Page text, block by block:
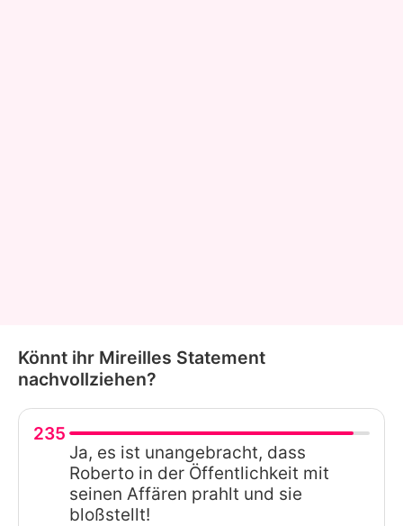
Könnt ihr Mireilles Statement
nachvollziehen?
235
Ja, es ist unangebracht, dass
Roberto in der Öffentlichkeit mit
seinen Affären prahlt und sie
bloßstellt!